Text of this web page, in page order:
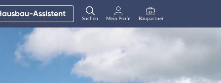
Assistent Suchen Mein Profil Baupartner